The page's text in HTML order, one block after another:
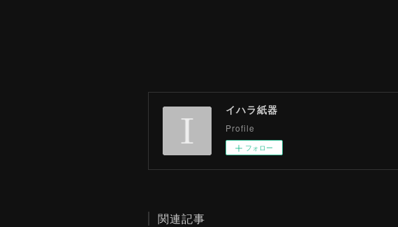
イハラ紙器
Profile
フォロー
関連記事